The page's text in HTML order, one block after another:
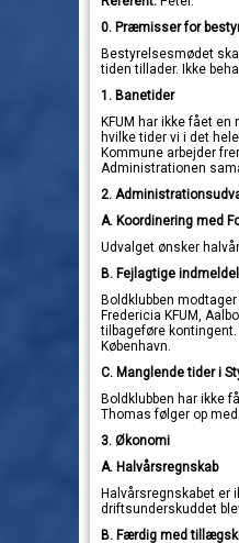
0. Præmisserfor
Bestyrelsesmødet
tiden tillader. Ikke
1. Banetider
KFUM har ikke fået
hvilke tider vi i det
Kommune arbejder
Administrationen
2.
A. Koordinering med
Udvalget ønsker
B. Fejlagtige
Boldklubben
Fredericia KFUM,
tilbageføre
København.
C. Manglende tider i
Boldklubben har ikke
Thomas følger op
3. Økonomi
A. Halvårsregnskab
Halvårsregnskabet er
driftsunderskuddet
B. Færdig med